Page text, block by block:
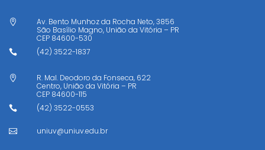

Av. Bento Munhoz da Rocha Neto, 3856
São Basílio Magno, União da Vitória – PR
CEP 84600-530
 (42) 3522-1837

R. Mal. Deodoro da Fonseca, 622
Centro, União da Vitória – PR
CEP 84600-115
 (42) 3522-0553
 uniuv@uniuv.edu.br